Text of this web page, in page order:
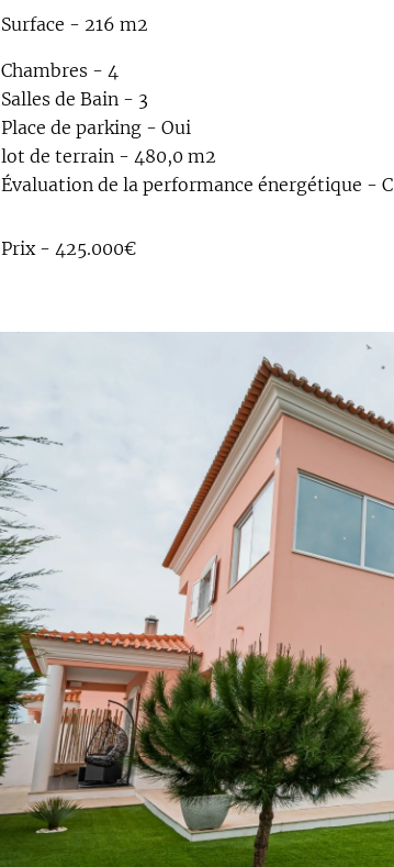
Surface - 216 m2
Chambres - 4
Salles de Bain - 3
Place de parking - Oui
lot de terrain - 480,0 m2
Évaluation de la performance énergétique - C
Prix - 425.000€